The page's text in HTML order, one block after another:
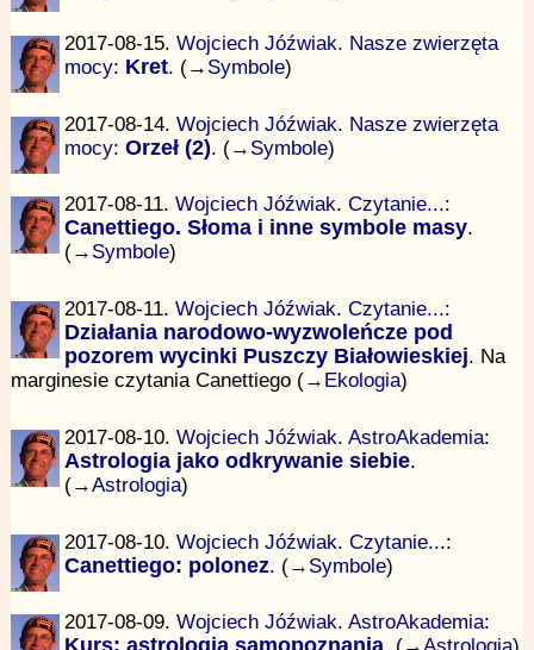
2017-08-15. Wojciech Jóźwiak. Nasze zwierzęta
mocy: Kret. (→ Symbole)
2017-08-14. Wojciech Jóźwiak. Nasze zwierzęta
mocy: Orzeł (2). (→ Symbole)
2017-08-11. Wojciech Jóźwiak. Czytanie...:
Canettiego. Słoma i inne symbole masy.
(→ Symbole)
2017-08-11. Wojciech Jóźwiak. Czytanie...:
Działania narodowo-wyzwoleńcze pod
pozorem wycinki Puszczy Białowieskiej. Na
marginesie czytania Canettiego (→ Ekologia)
2017-08-10. Wojciech Jóźwiak. AstroAkademia:
Astrologia jako odkrywanie siebie.
(→Astrologia)
2017-08-10. Wojciech Jóźwiak. Czytanie...:
Canettiego: polonez. (→ Symbole)
2017-08-09. Wojciech Jóźwiak. AstroAkademia: